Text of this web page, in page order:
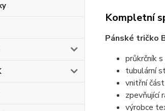
Kompletní
Pánské tričko
průkrčník
tubulární
vnitřní
zpevňující
výrobce